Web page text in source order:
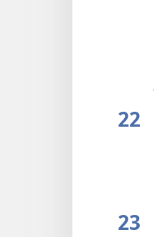
22
23